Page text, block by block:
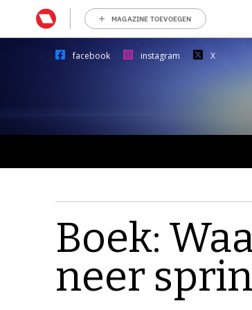
MAGAZINE TOEVOEGEN
facebook instagram X
Boek:
neer